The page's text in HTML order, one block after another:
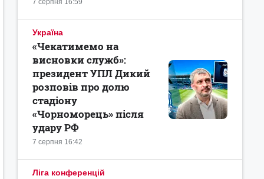
7 серпня 16:59
Україна
7 серпня 16:42
«Чекатимемо на
висновки служб»:
президент УПЛ Дикий
розповів про долю
стадіону
«Чорноморець» після
удару РФ
Ліга конференцій